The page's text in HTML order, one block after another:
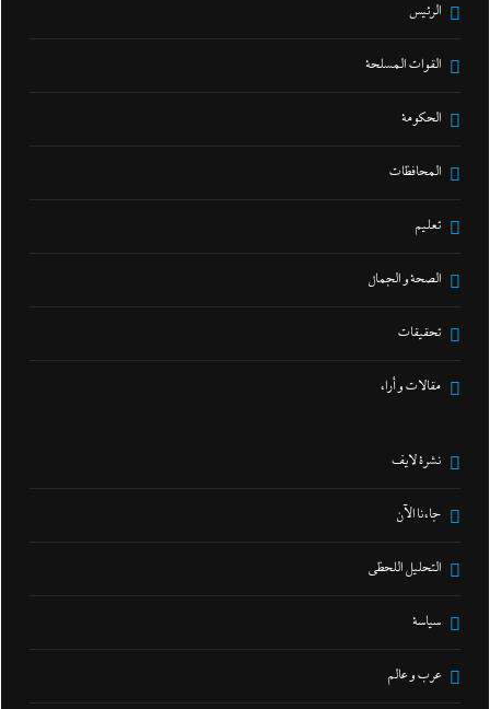
الرئيس
القوات المسلحة
الحكومة
المحافظات
تعليم
الصحة و الجمال
تحقيقات
مقالات و أراء
نشرة لايف
جاءنا الآن
التحليل اللحظي
سياسة
عرب و عالم